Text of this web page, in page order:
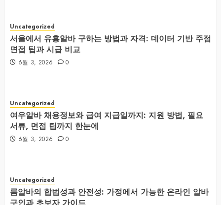
Uncategorized
서울에서 유흥알바 구하는 방법과 자격: 데이터 기반 주점
면접 팁과 시급 비교
6월 3, 2026 0
Uncategorized
여우알바 채용정보와 급여 지급일까지: 지원 방법, 필요
서류, 면접 팁까지 한눈에
6월 3, 2026 0
Uncategorized
룸알바의 합법성과 안전성: 가정에서 가능한 온라인 알바